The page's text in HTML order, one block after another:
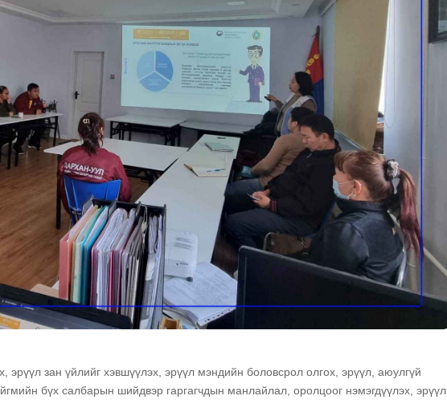
эрүүл зан үйлийг хэвшүүлэх, эрүүл мэндийн боловсрол олгох, эрүүл, аюулгүй
бүх салбарын шийдвэр гаргагчдын манлайлал, оролцоог нэмэгдүүлэх, эрүүл